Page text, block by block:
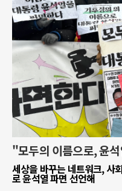
"모두의 이름으로, 윤
세상을 바꾸는 네트워크, 사
로 윤석열 파면 선언해